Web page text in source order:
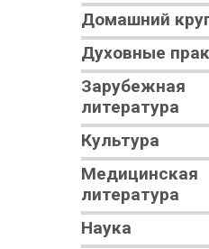
Домашний
Духовные
Зарубежная
литература
Культура
Медицинская
литература
Наука